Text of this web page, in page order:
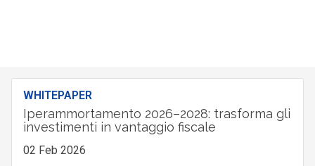
WHITEPAPER
Iperammortamento 2026–2028: trasforma gli
investimenti in vantaggio fiscale
02 Feb 2026